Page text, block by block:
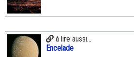
à lire aussi...
Encelade